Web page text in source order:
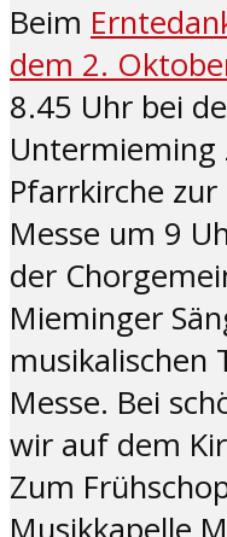
Beim
dem 2.
8.45 Uhr bei
Untermieming
Pfarrkirche
Messe um 9
der
Mieminger
musikalischen
Messe. Bei
wir auf dem
Zum